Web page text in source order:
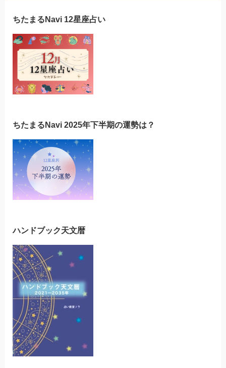
ちたまるNavi 12星座占い
ちたまるNavi 2025年下半期の運勢は？
ハンドブック天文暦